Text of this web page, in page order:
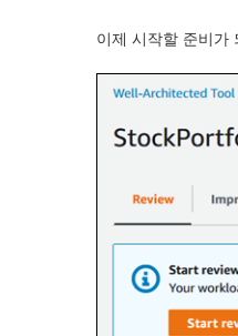
이제 시작할 준비가